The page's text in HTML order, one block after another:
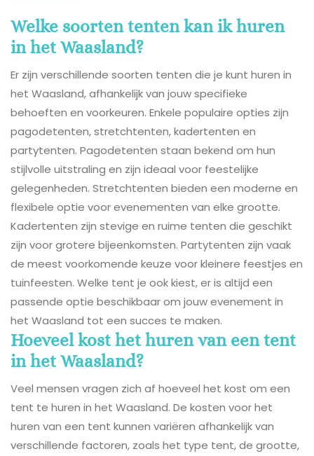
Welke soorten tenten kan ik huren
in het Waasland?
Er zijn verschillende soorten tenten die je kunt huren in
het Waasland, afhankelijk van jouw specifieke
behoeften en voorkeuren. Enkele populaire opties zijn
pagodetenten, stretchtenten, kadertenten en
partytenten. Pagodetenten staan bekend om hun
stijlvolle uitstraling en zijn ideaal voor feestelijke
gelegenheden. Stretchtenten bieden een moderne en
flexibele optie voor evenementen van elke grootte.
Kadertenten zijn stevige en ruime tenten die geschikt
zijn voor grotere bijeenkomsten. Partytenten zijn vaak
de meest voorkomende keuze voor kleinere feestjes en
tuinfeesten. Welke tent je ook kiest, er is altijd een
passende optie beschikbaar om jouw evenement in
het Waasland tot een succes te maken.
Hoeveel kost het huren van een tent
in het Waasland?
Veel mensen vragen zich af hoeveel het kost om een
tent te huren in het Waasland. De kosten voor het
huren van een tent kunnen variëren afhankelijk van
verschillende factoren, zoals het type tent, de grootte,